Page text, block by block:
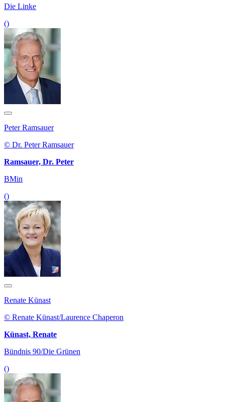
Die Linke
()
Peter Ramsauer
© Dr. Peter Ramsauer
Ramsauer, Dr. Peter
BMin
()
Renate Künast
© Renate Künast/Laurence Chaperon
Künast, Renate
Bündnis 90/Die Grünen
()